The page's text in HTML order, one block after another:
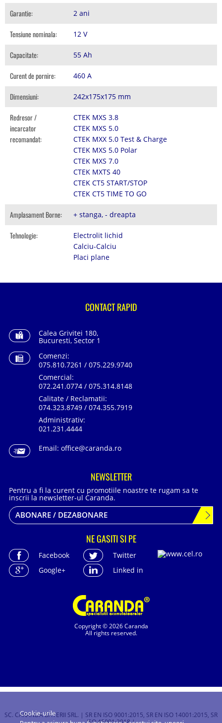
Garantie: 2 ani
Tensiune nominala: 12 V
Capacitate: 55 Ah
Curent de pornire: 460 A
Dimensiuni: 242x175x175 mm
Redresor /
incarcator
recomandat:
CTEK MXS 3.8
CTEK MXS 5.0
CTEK MXX 5.0 Test & Charge
CTEK MXS 5.0 Polar
CTEK MXS 7.0
CTEK MXTS 40
CTEK CT5 START/STOP
CTEK CT5 TIME TO GO
Amplasament Borne: + stanga, - dreapta
Tehnologie:
Electrolit lichid
Calciu-Calciu
Placi plane
Copyright © 2026 Caranda
All rights reserved.
CONTACT RAPID
Calea Grivitei 180,
Bucuresti, Sector 1
Comenzi:
075.810.7261 / 075.229.9740
Comercial:
072.241.0774 / 075.314.8148
Calitate / Reclamatii:
074.323.8749 / 074.355.7919
Administrativ:
021.231.4444
Email: office@caranda.ro
NEWSLETTER
Pentru a fi la curent cu promotiile noastre te rugam sa te
inscrii la newsletter-ul Caranda.
ABONARE / DEZABONARE
NE GASITI SI PE
Facebook
Twitter
Google+
Linked in
SC. CARANDA BATERII SRL. | SR EN ISO 9001:2015, SR EN ISO 14001:2015, SR
Cookie-urile